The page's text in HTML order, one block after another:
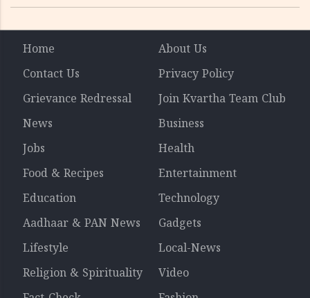
Home
About Us
Contact Us
Privacy Policy
Grievance Redressal
Join Kvartha Team Club
News
Business
Jobs
Health
Food & Recipes
Entertainment
Education
Technology
Aadhaar & PAN News
Gadgets
Lifestyle
Local-News
Religion & Spirituality
Video